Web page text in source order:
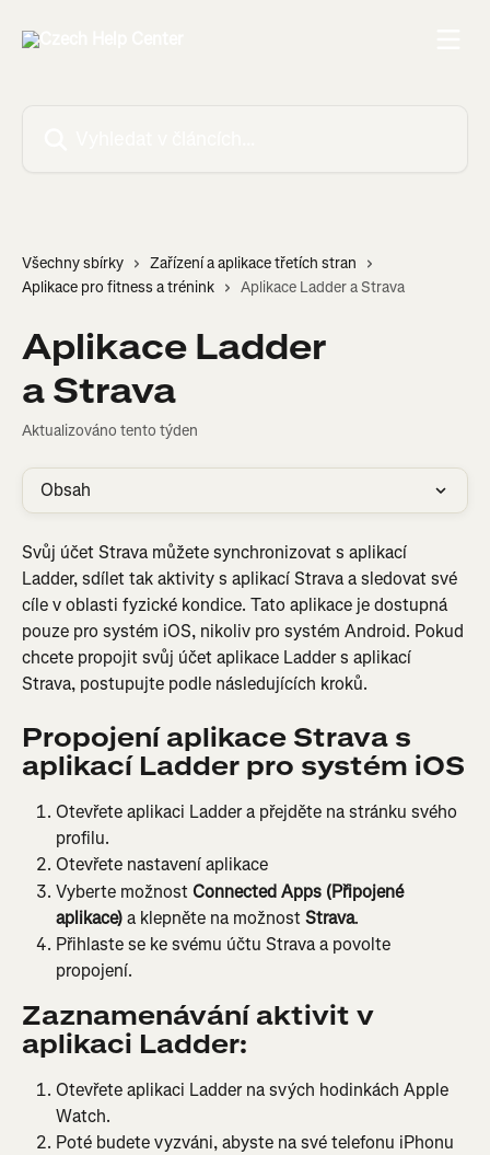
Všechny sbírky
Zařízení a aplikace třetích stran
Aplikace pro fitness a trénink
Aplikace Ladder a Strava
Aplikace Ladder
a Strava
Aktualizováno tento týden
Obsah
Svůj účet Strava můžete synchronizovat s aplikací
Ladder, sdílet tak aktivity s aplikací Strava a sledovat své
cíle v oblasti fyzické kondice. Tato aplikace je dostupná
pouze pro systém iOS, nikoliv pro systém Android. Pokud
chcete propojit svůj účet aplikace Ladder s aplikací
Strava, postupujte podle následujících kroků.
Propojení aplikace Strava s
aplikací Ladder pro systém iOS
Otevřete aplikaci Ladder a přejděte na stránku svého
profilu.
Otevřete nastavení aplikace
Vyberte možnost Connected Apps (Připojené
aplikace) a klepněte na možnost Strava.
Přihlaste se ke svému účtu Strava a povolte
propojení.
Zaznamenávání aktivit v
aplikaci Ladder:
Otevřete aplikaci Ladder na svých hodinkách Apple
Watch.
Poté budete vyzváni, abyste na své telefonu iPhonu